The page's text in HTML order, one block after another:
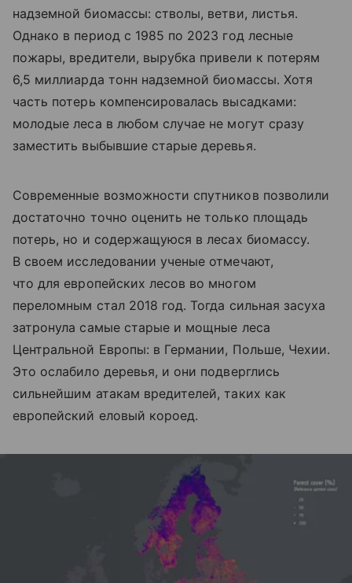
надземной биомассы: стволы, ветви, листья.
Однако в период с 1985 по 2023 год лесные
пожары, вредители, вырубка привели к потерям
6,5 миллиарда тонн надземной биомассы. Хотя
часть потерь компенсировалась высадками:
молодые леса в любом случае не могут сразу
заместить выбывшие старые деревья.
Современные возможности спутников позволили
достаточно точно оценить не только площадь
потерь, но и содержащуюся в лесах биомассу.
В своем исследовании ученые отмечают,
что для европейских лесов во многом
переломным стал 2018 год. Тогда сильная засуха
затронула самые старые и мощные леса
Центральной Европы: в Германии, Польше, Чехии.
Это ослабило деревья, и они подверглись
сильнейшим атакам вредителей, таких как
европейский еловый короед.